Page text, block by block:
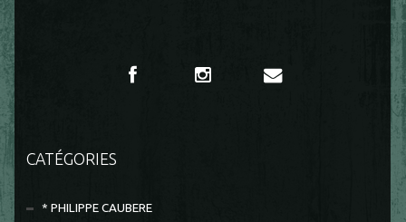
CATÉGORIES
* PHILIPPE CAUBERE